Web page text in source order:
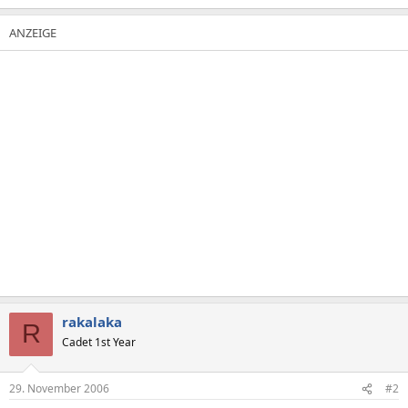
R rakalaka
Cadet 1st Year
29. November 2006 #2